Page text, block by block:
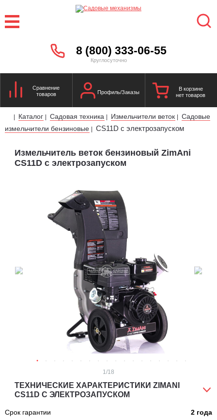
8 (800) 333-06-55
Круглосуточно
Сравнение
товаров
Профиль/Заказы
В корзине
нет товаров
| Каталог | Садовая техника | Измельчители веток | Садовые
измельчители бензиновые | CS11D с электрозапуском
Измельчитель веток бензиновый ZimAni
CS11D с электрозапуском
1 /18
ТЕХНИЧЕСКИЕ ХАРАКТЕРИСТИКИ ZIMANI
CS11D С ЭЛЕКТРОЗАПУСКОМ
Срок гарантии
2 года